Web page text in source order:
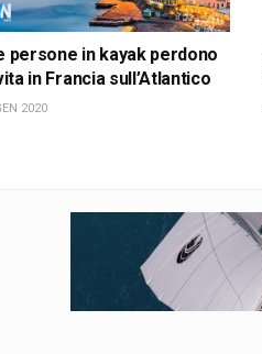
persone in kayak perdono
in Francia sull’Atlantico
2020